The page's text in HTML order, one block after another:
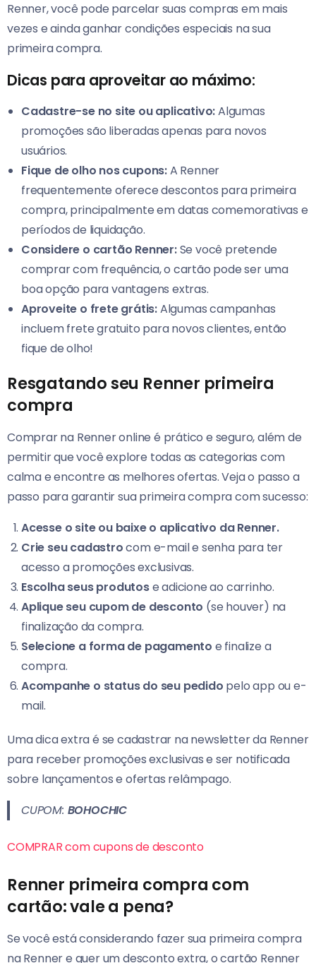
Renner, você pode parcelar suas compras em mais
vezes e ainda ganhar condições especiais na sua
primeira compra.
Dicas para aproveitar ao máximo:
Cadastre-se no site ou aplicativo:Algumas
promoções são liberadas apenas para novos
usuários.
Fique de olho nos cupons:A Renner
frequentemente oferece descontos para primeira
compra, principalmente em datas comemorativas e
períodos de liquidação.
Considere o cartão Renner:Se você pretende
comprar com frequência, o cartão pode ser uma
boa opção para vantagens extras.
Aproveite o frete grátis:Algumas campanhas
incluem frete gratuito para novos clientes, então
fique de olho!
Resgatando seu Renner primeira
compra
Comprar na Renner online é prático e seguro, além de
permitir que você explore todas as categorias com
calma e encontre as melhores ofertas. Veja o passo a
passo para garantir sua primeira compra com sucesso:
Acesse o site ou baixe o aplicativo da Renner.
Crie seu cadastrocom e-mail e senha para ter
acesso a promoções exclusivas.
Escolha seus produtose adicione ao carrinho.
Aplique seu cupom de desconto (se houver) na
finalização da compra.
Selecione a forma de pagamento e finalize a
compra.
Acompanhe o status do seu pedido pelo app ou e-
mail.
Uma dica extra é se cadastrar na newsletter da Renner
para receber promoções exclusivas e ser notificada
sobre lançamentos e ofertas relâmpago.
CUPOM: BOHOCHIC
COMPRAR com cupons de desconto
Renner primeira compra com
cartão: vale a pena?
Se você está considerando fazer sua primeira compra
na Renner e quer um desconto extra, o cartão Renner